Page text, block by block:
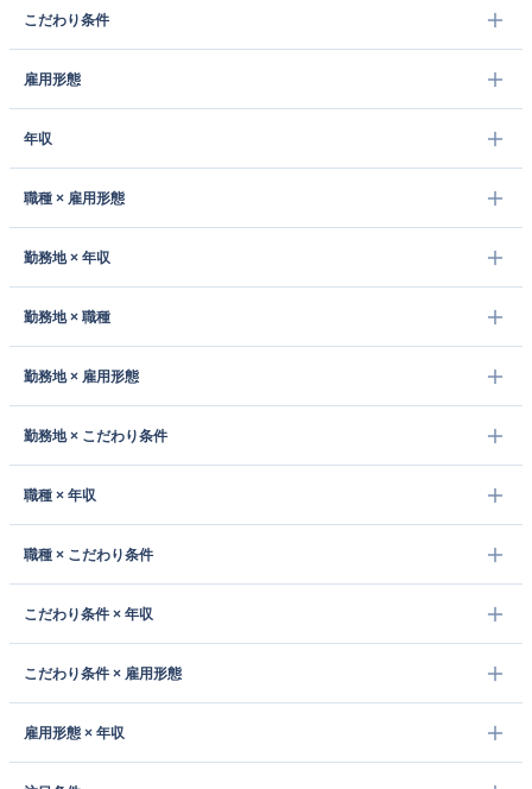
こだわり条件
雇用形態
年収
職種 × 雇用形態
勤務地 × 年収
勤務地 × 職種
勤務地 × 雇用形態
勤務地 × こだわり条件
職種 × 年収
職種 × こだわり条件
こだわり条件 × 年収
こだわり条件 × 雇用形態
雇用形態 × 年収